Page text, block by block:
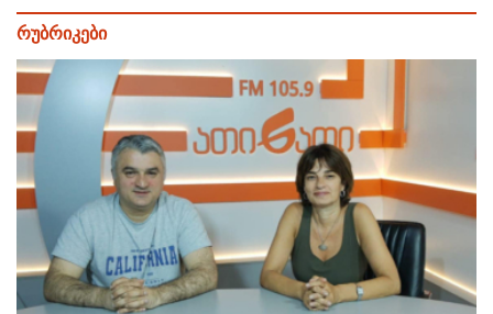
რუბრიკები